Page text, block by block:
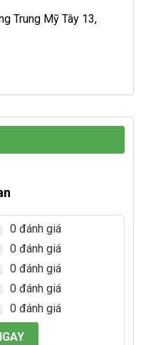
Trung Mỹ Tây 13,
0 đánh giá
0 đánh giá
0 đánh giá
0 đánh giá
0 đánh giá